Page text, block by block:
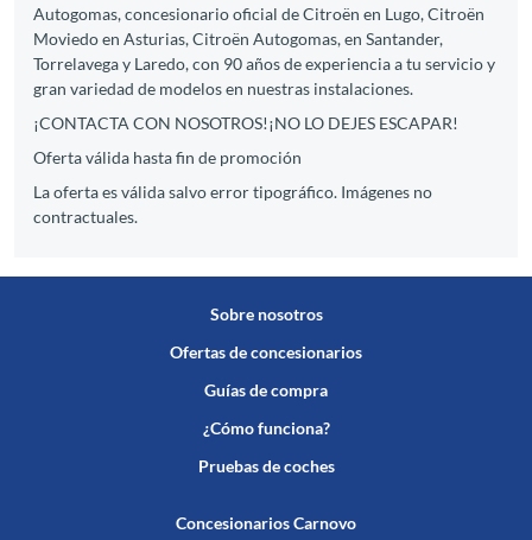
Autogomas, concesionario oficial de Citroën en Lugo, Citroën
Moviedo en Asturias, Citroën Autogomas, en Santander,
Torrelavega y Laredo, con 90 años de experiencia a tu servicio y
gran variedad de modelos en nuestras instalaciones.
¡CONTACTA CON NOSOTROS!¡NO LO DEJES ESCAPAR!
Oferta válida hasta fin de promoción
La oferta es válida salvo error tipográfico. Imágenes no
contractuales.
Sobre nosotros
Ofertas de concesionarios
Guías de compra
¿Cómo funciona?
Pruebas de coches
Concesionarios Carnovo